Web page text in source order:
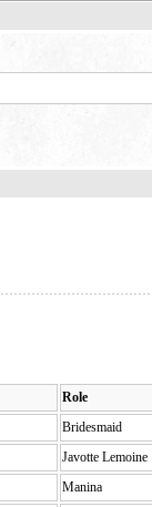
Role
Bridesmaid
Javotte Lemoine
Manina